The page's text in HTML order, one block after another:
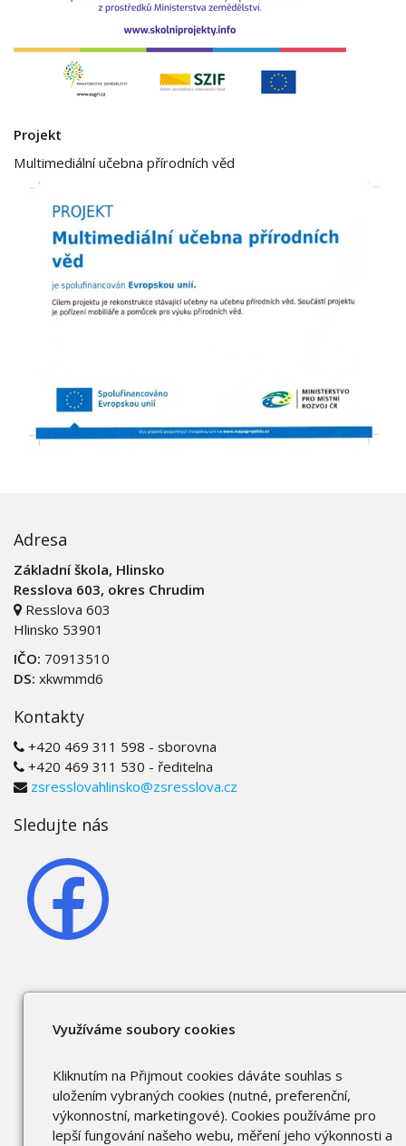
Projekt
Multimediální učebna přírodních věd
Adresa
Základní škola, Hlinsko
Resslova 603, okres Chrudim
Resslova 603
Hlinsko 53901
IČO: 70913510
DS: xkwmmd6
Kontakty
+420 469 311 598 - sborovna
+420 469 311 530 - ředitelna
zsresslovahlinsko@zsresslova.cz
Sledujte nás
Využíváme soubory cookies
Kliknutím na Přijmout cookies dáváte souhlas s
uložením vybraných cookies (nutné, preferenční,
výkonnostní, marketingové). Cookies používáme pro
lepší fungování našeho webu, měření jeho výkonnosti a